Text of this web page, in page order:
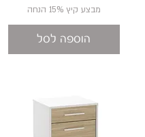
מבצע קיץ 15% הנחה
הוספה לסל